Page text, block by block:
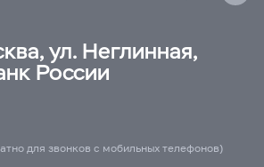
ул. Неглинная,
России
для звонков с мобильных телефонов)